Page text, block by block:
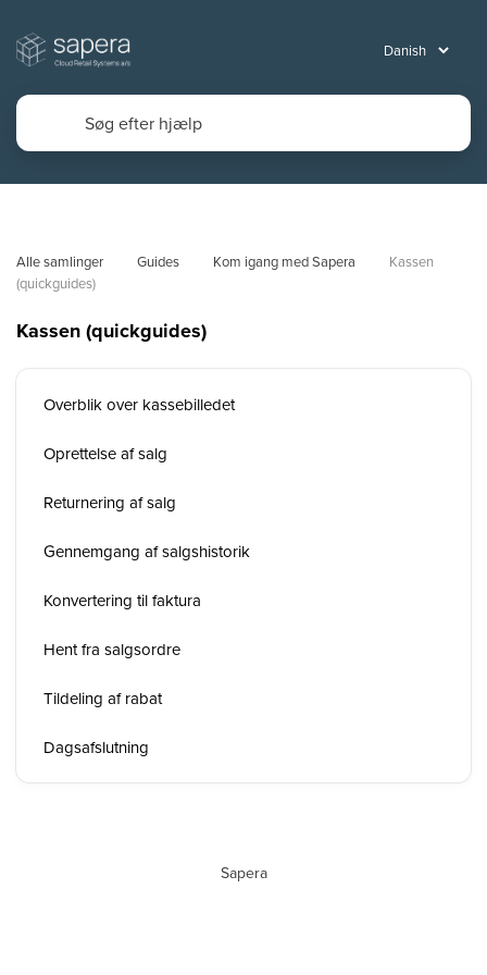
Alle samlinger Guides Kom igang med Sapera
Kassen
(quickguides)
Kassen (quickguides)
Overblik over kassebilledet
Oprettelse af salg
Returnering af salg
Gennemgang af salgshistorik
Konvertering til faktura
Hent fra salgsordre
Tildeling af rabat
Dagsafslutning
Sapera